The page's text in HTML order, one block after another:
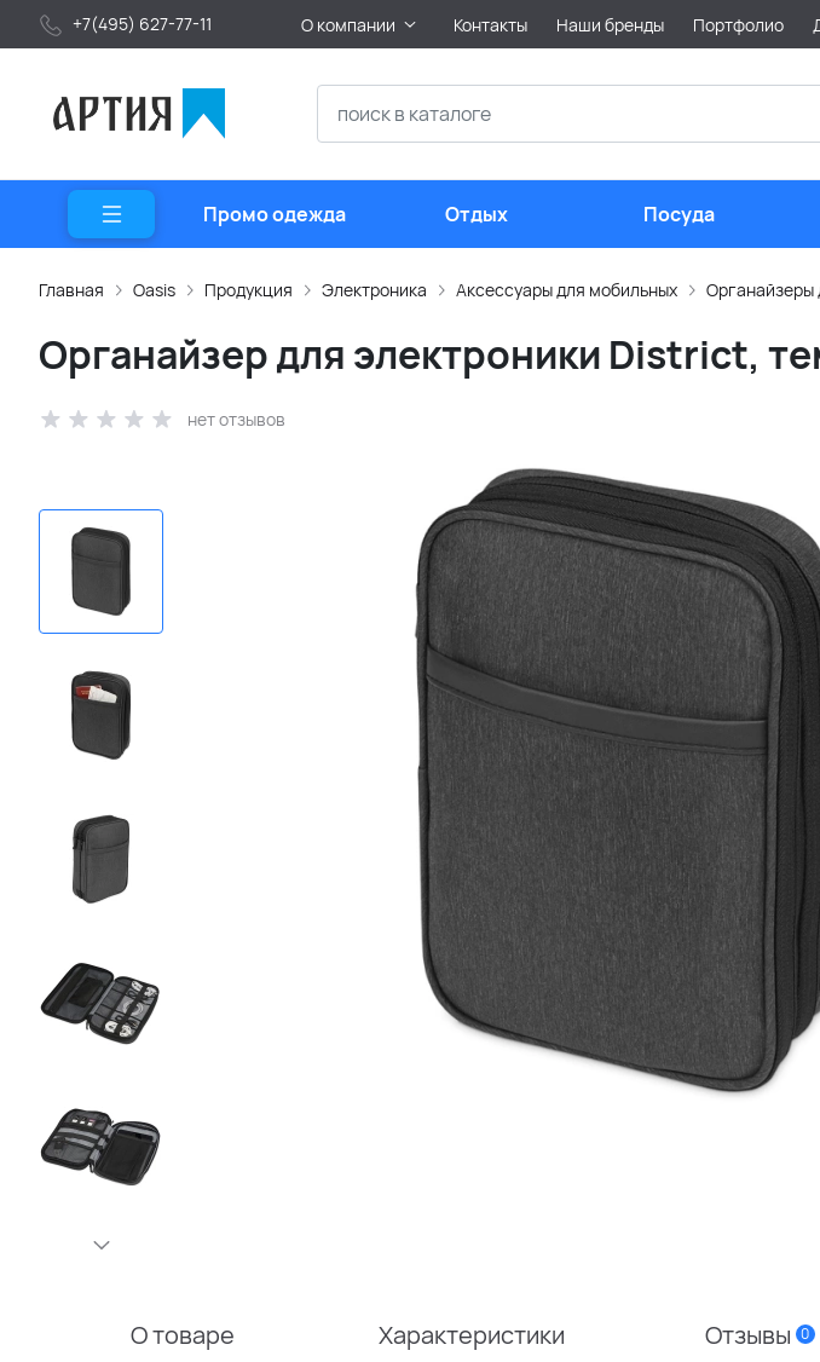
+7(495) 627-77-11 О компании Контакты Наши бренды Портфолио
Промо одежда Отдых Посуда
Главная Oasis Продукция Электроника Аксессуары для мобильных Органайзеры
Органайзер для электроники District,
нет отзывов
О товаре Характеристики Отзывы 0